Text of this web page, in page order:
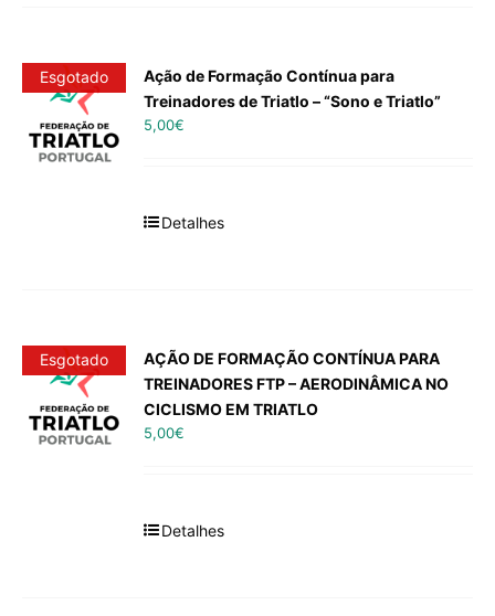
Esgotado
Ação de Formação Contínua para
Treinadores de Triatlo – “Sono e Triatlo”
5,00€
Detalhes
Esgotado
AÇÃO DE FORMAÇÃO CONTÍNUA PARA
TREINADORES FTP – AERODINÂMICA NO
CICLISMO EM TRIATLO
5,00€
Detalhes